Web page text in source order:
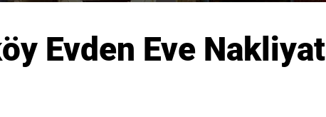
Evden Eve Nakliyat